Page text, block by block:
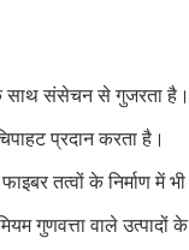
साथ संसेचन से गुजरता
प्रदान करता है।
तत्वों के निर्माण में
गुणवत्ता वाले उत्पादों के